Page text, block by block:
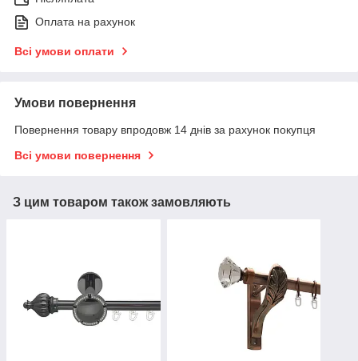
Оплата на рахунок
Всі умови оплати
Умови повернення
Повернення товару впродовж 14 днів за рахунок покупця
Всі умови повернення
З цим товаром також замовляють